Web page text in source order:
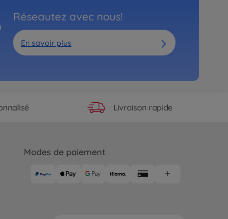
Réseautez avec nous!
En savoir plus
Livraison rapide
Modes de paiement